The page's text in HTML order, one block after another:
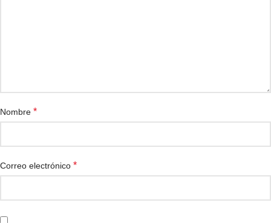
Nombre *
Correo electrónico *